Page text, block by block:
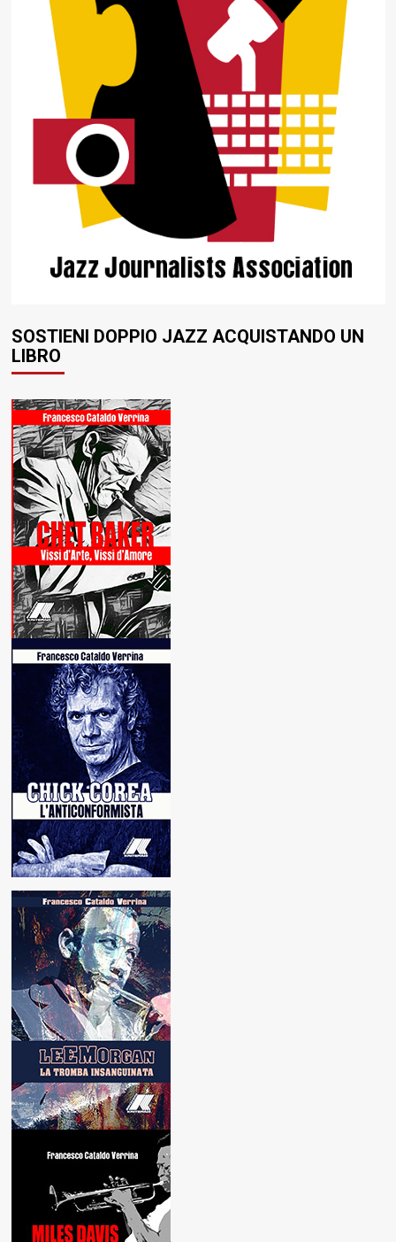
SOSTIENI DOPPIO JAZZ ACQUISTANDO UN
LIBRO